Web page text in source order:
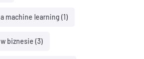
machine learning (1)
biznesie (3)